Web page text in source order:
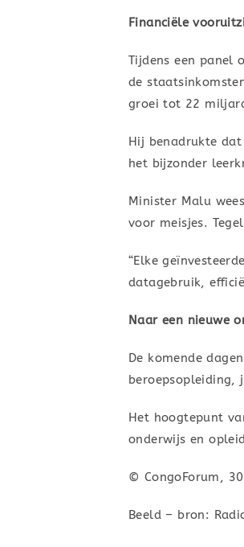
Financiële
Tijdens een panel
de
groei tot 22
Hij benadrukte
het bijzonder
Minister Malu
voor meisjes.
“Elke
datagebruik,
Naar een nieuwe
De komende
beroepsopleiding,
Het hoogtepunt
onderwijs en
© CongoForum,
Beeld – bron: